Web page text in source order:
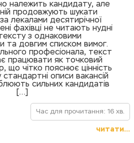
належить кандидату, але
продовжують шукати
за лекалами десятирічної
фахівці не читають нудні
з однаковими
та довгим списком вимог.
професіонала, текст
працювати як точковий
що чітко пояснює цінність
стандартні описи вакансій
сильних кандидатів
[…]
Час для прочитання: 16 хв.
читати...